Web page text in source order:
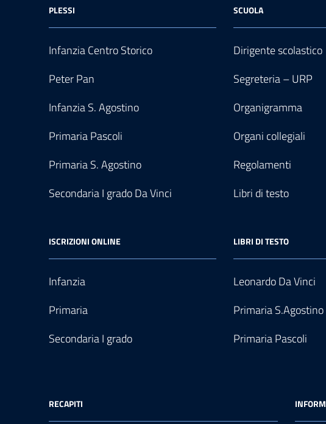
PLESSI
Infanzia Centro Storico
Peter Pan
Infanzia S. Agostino
Primaria Pascoli
Primaria S. Agostino
Secondaria I grado Da Vinci
SCUOLA
Dirigente scolastico
Segreteria – URP
Organigramma
Organi collegiali
Regolamenti
Libri di testo
ISCRIZIONI ONLINE
Infanzia
Primaria
Secondaria I grado
LIBRI DI TESTO
Leonardo Da Vinci
Primaria S.Agostino
Primaria Pascoli
RECAPITI